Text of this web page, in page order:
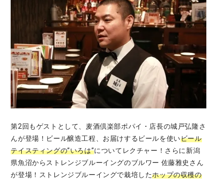
第2回もゲストとして、麦酒倶楽部ポパイ・店長の城戸弘隆さ
んが登場！ビール醸造工程、お届けするビールを使いビール
テイスティングの”いろは”についてレクチャー！さらに新潟
県魚沼からストレンジブルーイングのブルワー 佐藤雅史さん
が登場！ストレンジブルーイングで栽培したホップの収穫の